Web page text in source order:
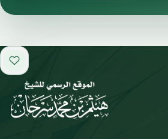
Add to favorites